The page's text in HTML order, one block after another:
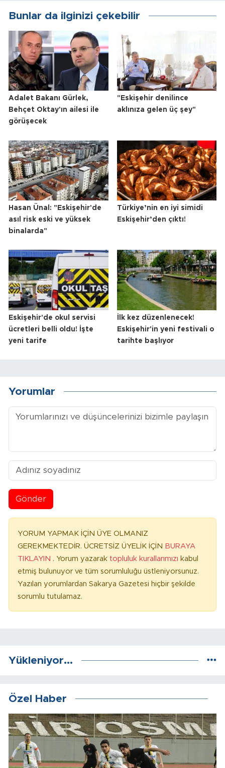
Bunlar da ilginizi çekebilir
Adalet Bakanı Gürlek,
Behçet Oktay'ın ailesi ile
görüşecek
"Eskişehir denilince
aklınıza gelen üç şey"
Hasan Ünal: "Eskişehir'de
asıl risk eski ve yüksek
binalarda"
Türkiye’nin en iyi simidi
Eskişehir’den çıktı!
Eskişehir'de okul servisi
ücretleri belli oldu! İşte
yeni tarife
İlk kez düzenlenecek!
Eskişehir'in yeni festivali o
tarihte başlıyor
Yorumlar
Gönder
YORUM YAPMAK İÇİN ÜYE OLMANIZ
GEREKMEKTEDİR. ÜCRETSİZ ÜYELİK İÇİN BURAYA
TIKLAYIN . Yorum yazarak topluluk kurallarımızı kabul
etmiş bulunuyor ve tüm sorumluluğu üstleniyorsunuz.
Yazılan yorumlardan Sakarya Gazetesi hiçbir şekilde
sorumlu tutulamaz.
Yükleniyor...
Özel Haber